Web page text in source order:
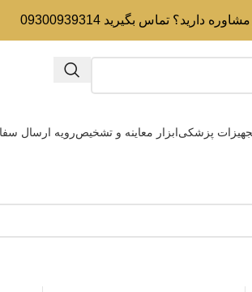
دارید؟ تماس بگیرید 09300939314
پزشکیابزار معاینه و تشخیصرویه ارسال